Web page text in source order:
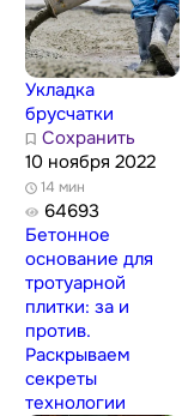
Укладка
брусчатки
Сохранить
10 ноября 2022
14 мин
64693
Бетонное
основание для
тротуарной
плитки: за и
против.
Раскрываем
секреты
технологии